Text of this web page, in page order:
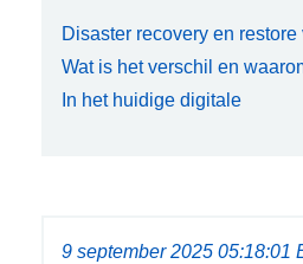
Disaster recovery en
Wat is het verschil en
In het huidige digitale
9 september 2025 05:18:01